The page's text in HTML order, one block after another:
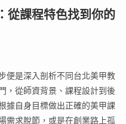
從課程特色找到你的
便是深入剖析不同台北美甲教
，從師資背景、課程設計到後
據自身目標做出正確的美甲課
需求脫節，或是在創業路上孤